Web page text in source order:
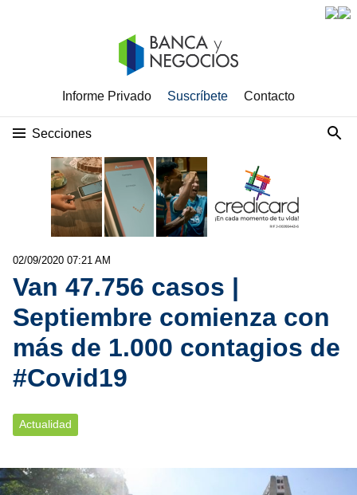
Informe Privado Suscríbete Contacto
Secciones
02/09/2020 07:21 AM
Van 47.756 casos |
Septiembre comienza con
más de 1.000 contagios de
#Covid19
Actualidad